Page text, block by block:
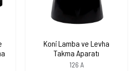
Koni Lamba ve Levha
Takma Aparatı
126 A